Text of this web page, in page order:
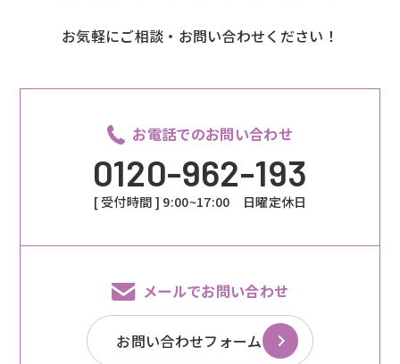
お気軽にご相談・お問い合わせください！
お電話でのお問い合わせ
0120-962-193
[ 受付時間 ] 9:00~17:00 日曜定休日
メールでお問い合わせ
お問い合わせフォーム